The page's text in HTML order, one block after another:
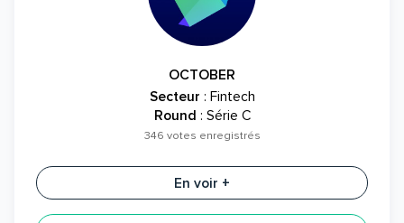
OCTOBER
Secteur : Fintech
Round : Série C
346 votes enregistrés
En voir +